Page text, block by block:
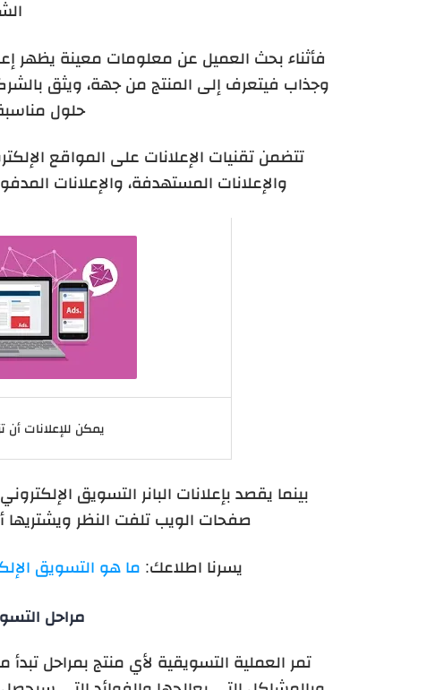
فأثناء بحث العميل عن معلومات معينة يظهر
وجذاب فيتعرف إلى المنتج من جهة، ويثق
حلول
تتضمن تقنيات الإعلانات على المواقع
والإعلانات المستهدفة، والإعلانات
يمكن للإعلانات
بينما يقصد بإعلانات البانر التسويق
صفحات الويب تلفت النظر ويشتريها
يسرنا اطلاعك: ما هو التسويق
مراحل
تمر العملية التسويقية لأي منتج بمراحل